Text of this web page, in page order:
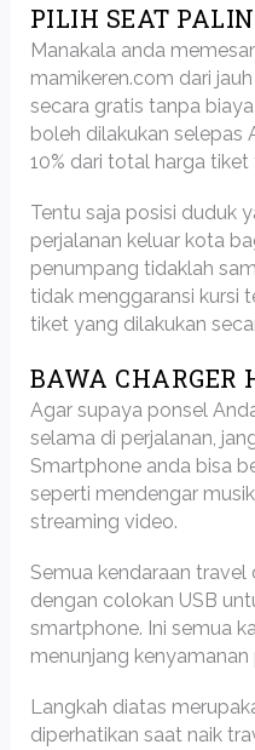
PILIH SEAT
Manakala anda
mamikeren.com dari
secara gratis tanpa
boleh dilakukan selepas
10% dari total harga tiket
Tentu saja posisi duduk
perjalanan keluar kota
penumpang tidaklah
tidak menggaransi kursi
tiket yang dilakukan
BAWA CHARGER
Agar supaya ponsel
selama di perjalanan,
Smartphone anda bisa
seperti mendengar
streaming video.
Semua kendaraan travel
dengan colokan USB
smartphone. Ini semua
menunjang
Langkah diatas
diperhatikan saat naik